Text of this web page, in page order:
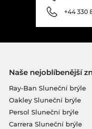
+44 330
Naše nejoblíbenější
Ray-Ban Sluneční brýle
Oakley Sluneční brýle
Persol Sluneční brýle
Carrera Sluneční brýle